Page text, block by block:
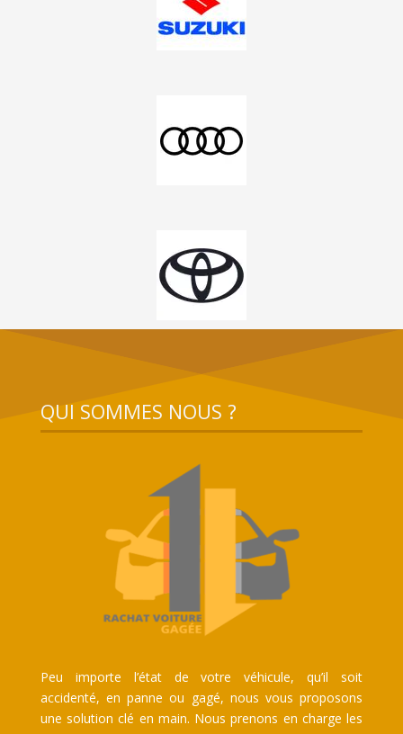
QUI SOMMES NOUS ?
Peu importe l’état de votre véhicule, qu’il soit
accidenté, en panne ou gagé, nous vous proposons
une solution clé en main. Nous prenons en charge les